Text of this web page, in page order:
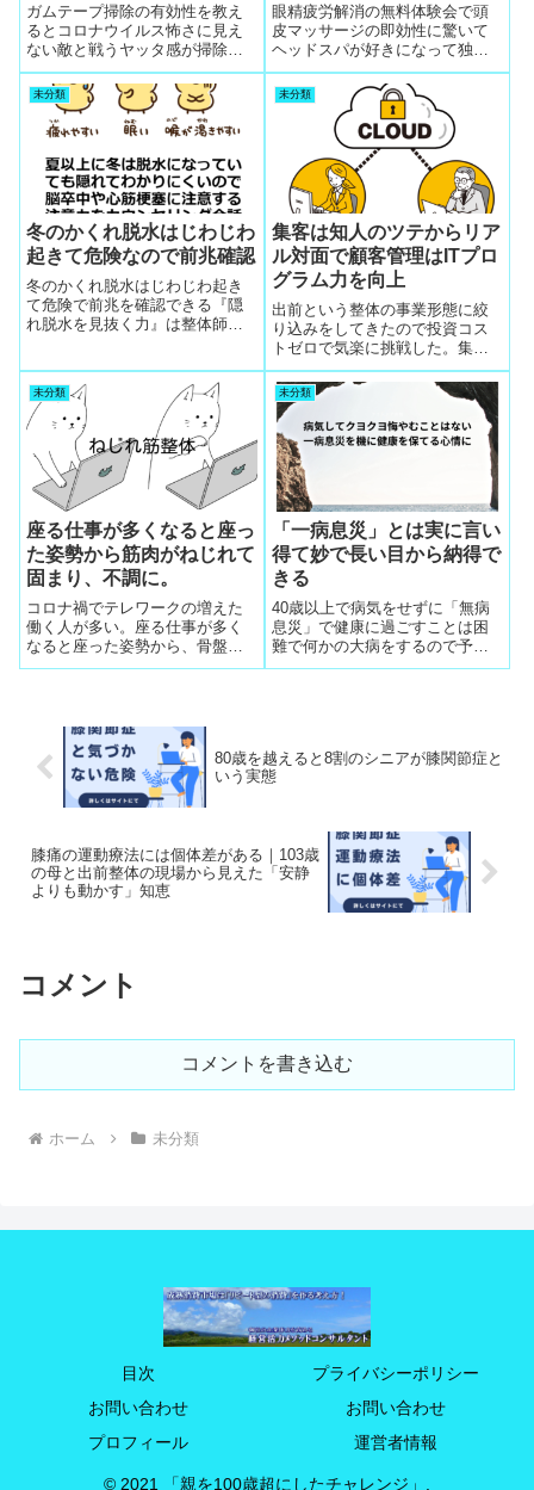
ガムテープ掃除の有効性を教え
るとコロナウイルス怖さに見え
ない敵と戦うヤッタ感が掃除魔
をたくさん高齢者から輩出でき
て認知症予防を自分で出来たと
達成感が強くてヒット
眼精疲労解消の無料体験会で頭
皮マッサージの即効性に驚いて
ヘッドスパが好きになって独自
の研究をする整体客が増えた。
巣ごもりで暇があったせいでに
わか整体師が生まれた
未分類
冬のかくれ脱水はじわじわ
起きて危険なので前兆確認
冬のかくれ脱水はじわじわ起き
て危険で前兆を確認できる『隠
れ脱水を見抜く力』は整体師の
ならずに済んだと感謝
未分類
集客は知人のツテからリア
ル対面で顧客管理はITプロ
グラム力を向上
出前という整体の事業形態に絞
り込みをしてきたので投資コス
トゼロで気楽に挑戦した。集客
は知人のツテからリアル対面で
顧客管理はITプログラム力を向
上することで素人の応募者を誰
でもすぐに食べて行ける整体師
にできるオリジナル顧客管理ソ
フトが生命線に
未分類
座る仕事が多くなると座っ
た姿勢から筋肉がねじれて
固まり、不調に。
コロナ禍でテレワークの増えた
働く人が多い。座る仕事が多く
なると座った姿勢から、骨盤が
歪み筋肉がねじれて固まり、何
の悩み相談が急増してきまし
た。現場の施術とセルフケア指
導で目に見えて骨盤の歪みを正
していくことの技能が生まれて
未分類
「一病息災」とは実に言い
得て妙で長い目から納得で
きる
40歳以上で病気をせずに「無病
息災」で健康に過ごすことは困
難で何かの大病をするので予後
の無病生存期間を長くする自己
80歳を越えると8割のシニアが膝関節症と
いう実態
膝痛の運動療法には個体差がある｜103歳
の母と出前整体の現場から見えた「安静
よりも動かす」知恵
コメント
コメントを書き込む
ホーム 未分類
目次
プライバシーポリシー
お問い合わせ
お問い合わせ
プロフィール
運営者情報
© 2021 「親を100歳超にしたチャレンジ」.